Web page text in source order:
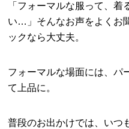
「フォーマルな服って、
い…」そんなお声をよくお
ックなら大丈夫。
フォーマルな場面には、パ
て上品に。
普段のお出かけでは、いつ